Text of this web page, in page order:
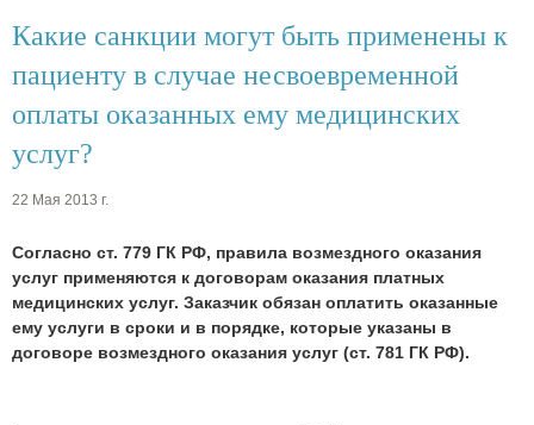
Какие санкции могут быть применены к
пациенту в случае несвоевременной
оплаты оказанных ему медицинских
услуг?
22 Мая 2013 г.
Согласно ст. 779 ГК РФ, правила возмездного оказания
услуг применяются к договорам оказания платных
медицинских услуг. Заказчик обязан оплатить оказанные
ему услуги в сроки и в порядке, которые указаны в
договоре возмездного оказания услуг (ст. 781 ГК РФ).